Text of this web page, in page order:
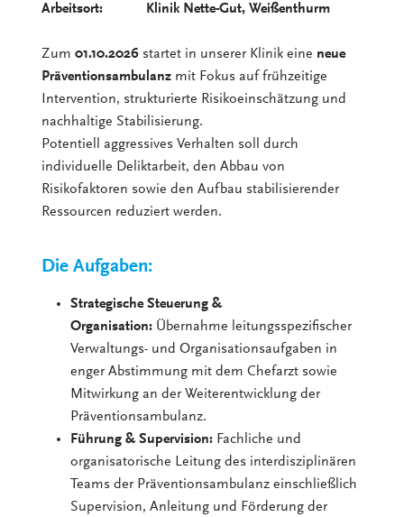
Arbeitsort: Klinik Nette-Gut, Weißenthurm
Zum01.10.2026 startet in unserer Klinik eine neue
Präventionsambulanz mit Fokus auf frühzeitige
Intervention, strukturierte Risikoeinschätzung und
nachhaltige Stabilisierung.
Potentiell aggressives Verhalten soll durch
individuelle Deliktarbeit, den Abbau von
Risikofaktoren sowie den Aufbau stabilisierender
Ressourcen reduziert werden.
Die Aufgaben:
Strategische Steuerung &
Organisation: Übernahme leitungsspezifischer
Verwaltungs- und Organisationsaufgaben in
enger Abstimmung mit dem Chefarzt sowie
Mitwirkung an der Weiterentwicklung der
Präventionsambulanz.
Führung & Supervision: Fachliche und
organisatorische Leitung des interdisziplinären
Teams der Präventionsambulanz einschließlich
Supervision, Anleitung und Förderung der